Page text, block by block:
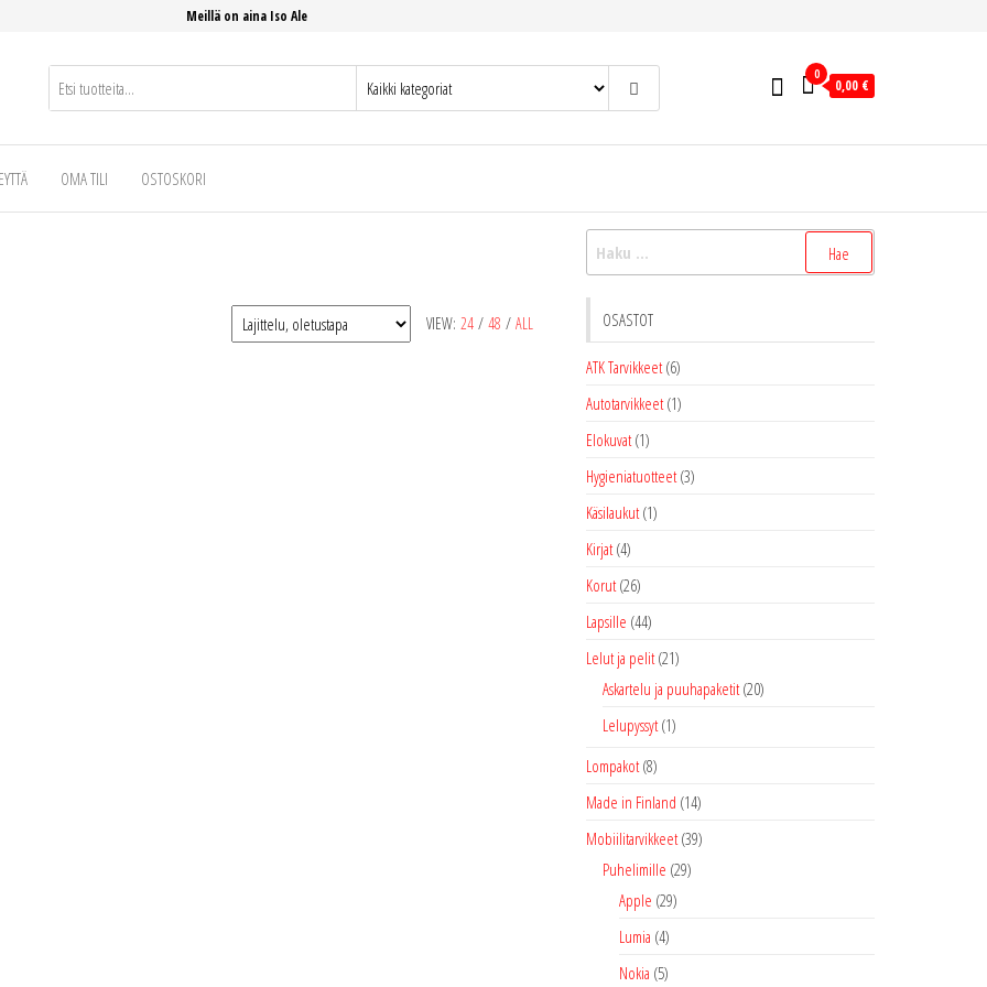
Meillä on aina Iso Ale
0
0,00 €
OMA TILI OSTOSKORI
VIEW: 24 / 48 / ALL
Haku:
OSASTOT
ATK Tarvikkeet (6)
Autotarvikkeet (1)
Elokuvat (1)
Hygieniatuotteet (3)
Käsilaukut (1)
Kirjat (4)
Korut (26)
Lapsille (44)
Lelut ja pelit (21)
Askartelu ja puuhapaketit (20)
Lelupyssyt (1)
Lompakot (8)
Made in Finland (14)
Mobiilitarvikkeet (39)
Puhelimille (29)
Apple (29)
Lumia (4)
Nokia (5)